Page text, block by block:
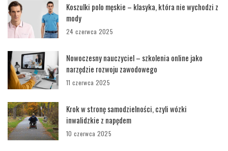
Koszulki polo męskie – klasyka, która nie wychodzi z
mody
24 czerwca 2025
Nowoczesny nauczyciel – szkolenia online jako
narzędzie rozwoju zawodowego
11 czerwca 2025
Krok w stronę samodzielności, czyli wózki
inwalidzkie z napędem
10 czerwca 2025